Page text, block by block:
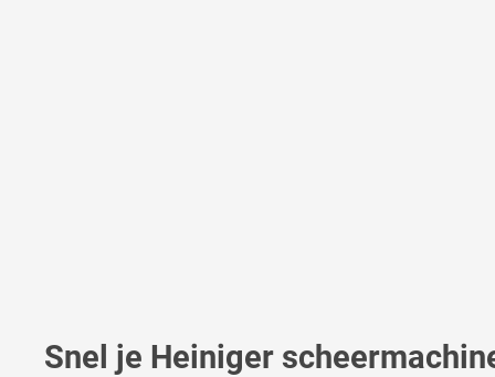
Snel je Heiniger